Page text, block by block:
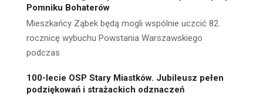
Pomniku Bohaterów
Mieszkańcy Ząbek będą mogli wspólnie uczcić 82.
rocznicę wybuchu Powstania Warszawskiego
podczas
100-lecie OSP Stary Miastków. Jubileusz pełen
podziękowań i strażackich odznaczeń